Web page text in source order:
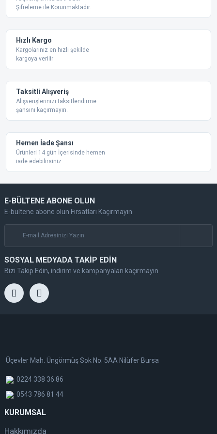
Ürün açıklamasında eksik bilgiler bulunuyor.
Bu ürüne benzer farklı alternatifler olmalı.
Şifreleme ile Korunmaktadır.
Hızlı Kargo
Kargolarınız en hızlı şekilde
kargoya verilir
Taksitli Alışveriş
Alışverişlerinizi taksitlendirme
şansını kaçırmayın.
Hemen İade Şansı
Ürünleri 14 gün İçerisinde hemen
iade edebilirsiniz.
E-BÜLTENE ABONE OLUN
E-bültene abone olun Fırsatları Kaçırmayın
SOSYAL MEDYADA TAKİP EDİN
Bizi Takip Edin, indirim ve kampanyaları kaçırmayın
Üçevler Mah. Üngörmüş Sok No: 5AA Nilüfer Bursa
0224 338 36 86
0543 786 81 44
KURUMSAL
Hakkımızda